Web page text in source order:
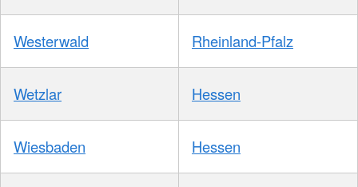
Westerwald Rheinland-Pfalz
Wetzlar Hessen
Wiesbaden Hessen